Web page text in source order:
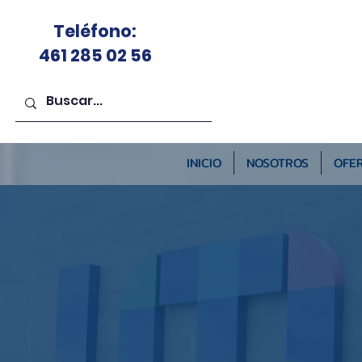
Teléfono:
461 285 02 56
INICIO NOSOTROS